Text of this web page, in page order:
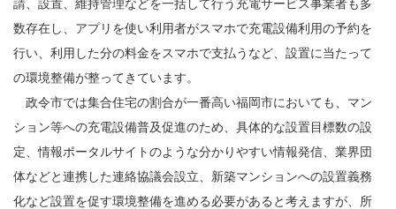
請、設置、維持管理などを一括して行う充電サービス事業者も多
数存在し、アプリを使い利用者がスマホで充電設備利用の予約を
行い、利用した分の料金をスマホで支払うなど、設置に当たって
の環境整備が整ってきています。
政令市では集合住宅の割合が一番高い福岡市においても、マン
ション等への充電設備普及促進のため、具体的な設置目標数の設
定、情報ポータルサイトのような分かりやすい情報発信、業界団
体などと連携した連絡協議会設立、新築マンションへの設置義務
化など設置を促す環境整備を進める必要があると考えますが、所